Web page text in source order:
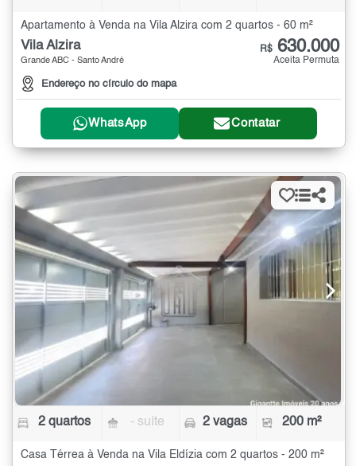
Apartamento à Venda na Vila Alzira com 2 quartos - 60 m²
Vila Alzira
Grande ABC - Santo André
Endereço no círculo do mapa
R$ 630.000
Aceita Permuta
WhatsApp Contatar
2 quartos - suíte 2 vagas 200 m²
Casa Térrea à Venda na Vila Eldízia com 2 quartos - 200 m²